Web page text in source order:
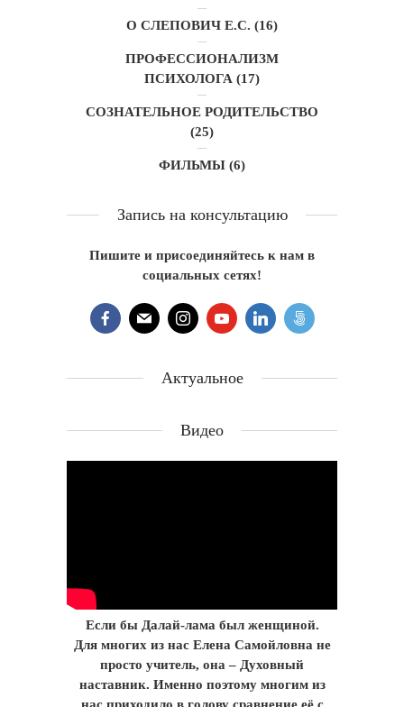
О СЛЕПОВИЧ Е.С. (16)
ПРОФЕССИОНАЛИЗМ
ПСИХОЛОГА (17)
СОЗНАТЕЛЬНОЕ РОДИТЕЛЬСТВО
(25)
ФИЛЬМЫ (6)
Запись на консультацию
Пишите и присоединяйтесь к нам в
социальных сетях!
Актуальное
Видео
Если бы Далай-лама был женщиной.
Для многих из нас Елена Самойловна не
просто учитель, она – Духовный
наставник. Именно поэтому многим из